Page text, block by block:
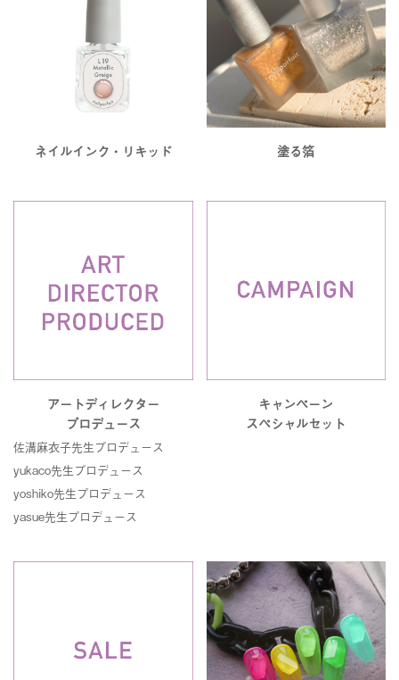
ネイルインク・リキッド 塗る箔
アートディレクター
プロデュース
佐溝麻衣子先生プロデュース
yukaco先生プロデュース
yoshiko先生プロデュース
yasue先生プロデュース
キャンペーン
スペシャルセット